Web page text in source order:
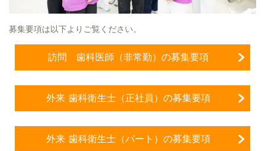
募集要項は以下よりご覧ください。
訪問 歯科医師（非常勤）の募集要項
外来 歯科衛生士（正社員）の募集要項
外来 歯科衛生士（パート）の募集要項